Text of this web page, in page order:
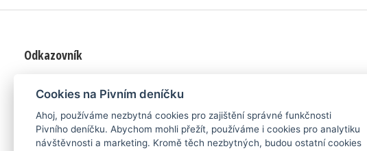
Odkazovník
Blog| Nápady & připomínky | Aplikace pro
Poznámka pod čarou
Cookies na Pivním deníčku
Ahoj, používáme nezbytná cookies pro zajištění správné funkčnosti
Pivního deníčku. Abychom mohli přežít, používáme i cookies pro analytiku
návštěvnosti a marketing. Kromě těch nezbytných, budou ostatní cookies